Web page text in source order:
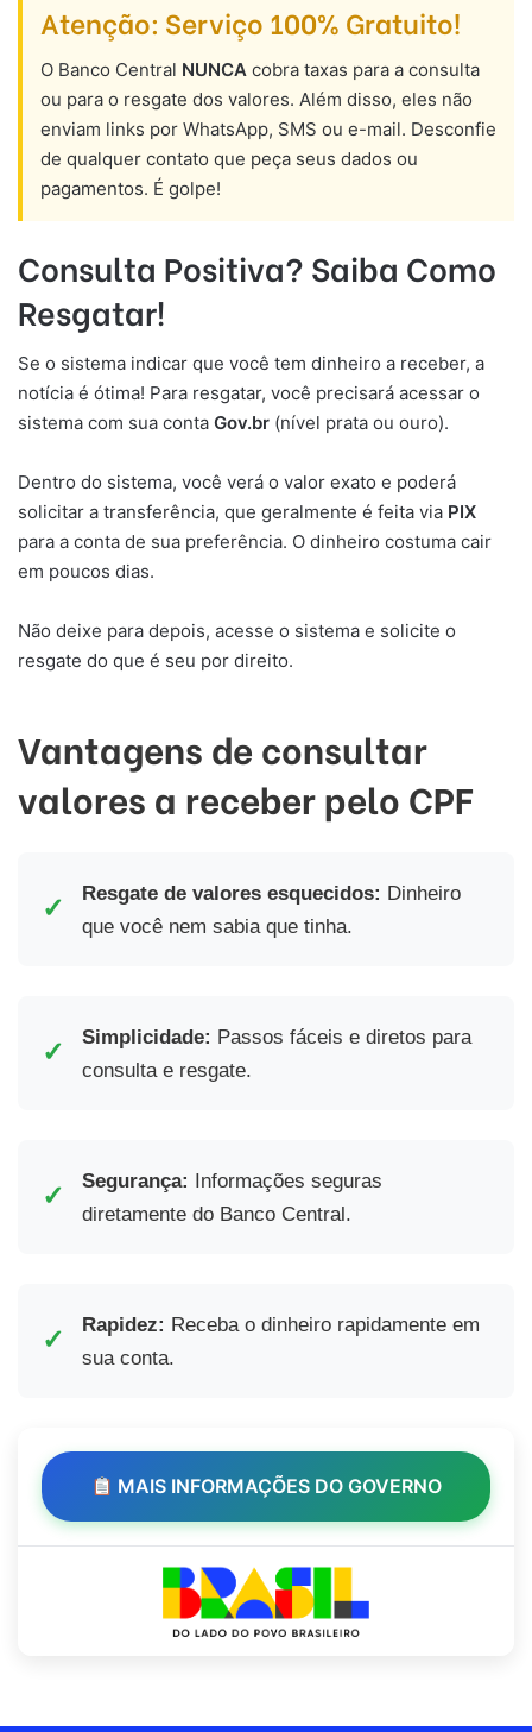
Atenção: Serviço 100% Gratuito!
O Banco Central NUNCA cobra taxas para a consulta
ou para o resgate dos valores. Além disso, eles não
enviam links por WhatsApp, SMS ou e-mail. Desconfie
de qualquer contato que peça seus dados ou
pagamentos. É golpe!
Consulta Positiva? Saiba Como
Resgatar!
Se o sistema indicar que você tem dinheiro a receber, a
notícia é ótima! Para resgatar, você precisará acessar o
sistema com sua conta Gov.br (nível prata ou ouro).
Dentro do sistema, você verá o valor exato e poderá
solicitar a transferência, que geralmente é feita via PIX
para a conta de sua preferência. O dinheiro costuma cair
em poucos dias.
Não deixe para depois, acesse o sistema e solicite o
resgate do que é seu por direito.
Vantagens de consultar
valores a receber pelo CPF
✓
Resgate de valores esquecidos: Dinheiro
que você nem sabia que tinha.
✓
Simplicidade: Passos fáceis e diretos para
consulta e resgate.
✓
Segurança: Informações seguras
diretamente do Banco Central.
✓
Rapidez: Receba o dinheiro rapidamente em
sua conta.
MAIS INFORMAÇÕES DO GOVERNO